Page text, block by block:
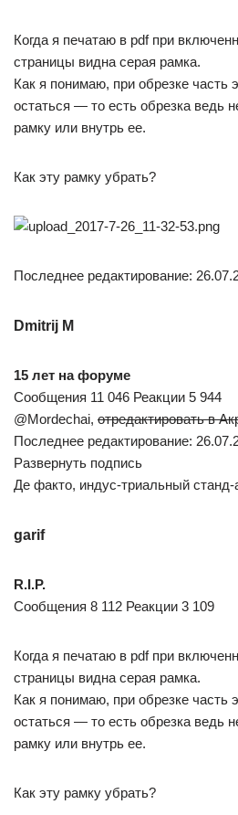
Когда я печатаю в pdf при
страницы видна серая рамка.
Как я понимаю, при обрезке часть
остаться — то есть обрезка ведь
рамку или внутрь ее.
Как эту рамку убрать?
Последнее редактирование:
Dmitrij M
15 лет на форуме
Сообщения 11 046 Реакции 5 944
@Mordechai, отредактировать в
Последнее редактирование:
Развернуть подпись
Де факто, индус-триальный станд-
garif
R.I.P.
Сообщения 8 112 Реакции 3 109
Когда я печатаю в pdf при
страницы видна серая рамка.
Как я понимаю, при обрезке часть
остаться — то есть обрезка ведь
рамку или внутрь ее.
Как эту рамку убрать?